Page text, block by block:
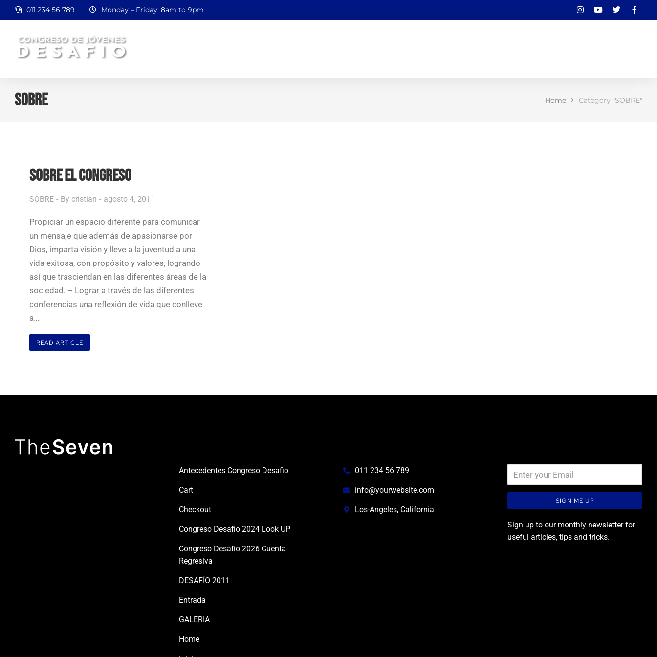
011 234 56 789 Monday – Friday: 8am to 9pm
SOBRE Home Category "SOBRE"
SOBRE EL CONGRESO
SOBRE By cristian agosto 4, 2011
Propiciar un espacio diferente para comunicar
un mensaje que además de apasionarse por
Dios, imparta visión y lleve a la juventud a una
vida exitosa, con propósito y valores, logrando
así que trasciendan en las diferentes áreas de la
sociedad. – Lograr a través de las diferentes
conferencias una reflexión de vida que conlleve
a…
READ ARTICLE
Antecedentes Congreso Desafio
Cart
Checkout
Congreso Desafio 2024 Look UP
Congreso Desafio 2026 Cuenta
Regresiva
DESAFÍO 2011
Entrada
GALERIA
Home
011 234 56 789
info@yourwebsite.com
Los-Angeles, California
SIGN ME UP
Sign up to our monthly newsletter for
useful articles, tips and tricks.